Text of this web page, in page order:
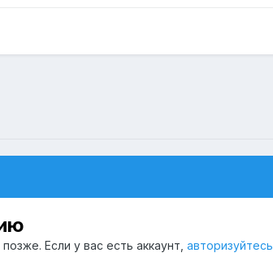
Если у вас есть аккаунт, авторизуйтесь